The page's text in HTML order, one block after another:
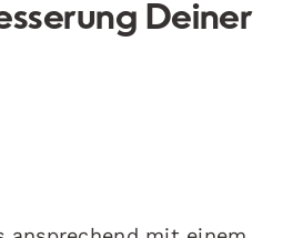
Deiner